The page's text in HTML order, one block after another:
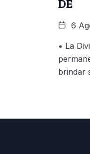
DE
6
• La
brindar